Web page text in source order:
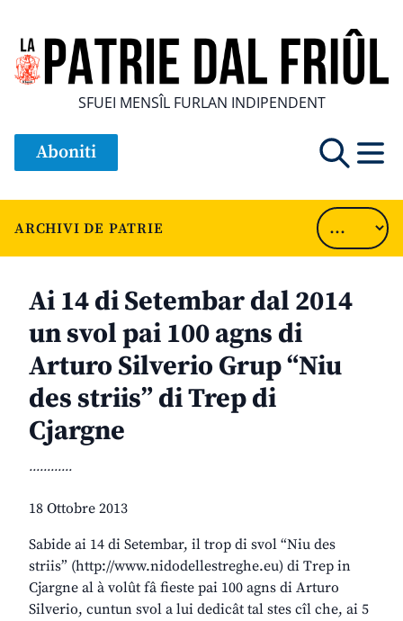
SFUEI MENSÎL FURLAN INDIPENDENT
Aboniti
ARCHIVI DE PATRIE
Ai 14 di Setembar dal 2014
un svol pai 100 agns di
Arturo Silverio Grup “Niu
des striis” di Trep di
Cjargne
............
18 Ottobre 2013
Sabide ai 14 di Setembar, il trop di svol “Niu des
striis” (http://www.nidodellestreghe.eu) di Trep in
Cjargne al à volût fâ fieste pai 100 agns di Arturo
Silverio, cuntun svol a lui dedicât tal stes cîl che, ai 5